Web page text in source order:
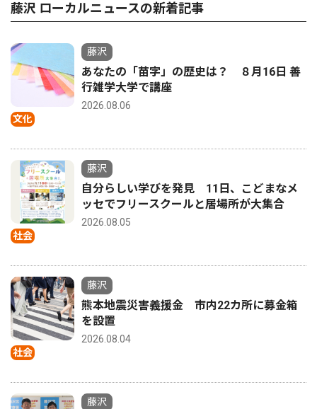
藤沢 ローカルニュースの新着記事
文化
藤沢
あなたの「苗字」の歴史は？ ８月16日 善
行雑学大学で講座
2026.08.06
社会
藤沢
自分らしい学びを発見 11日、こどまなメ
ッセでフリースクールと居場所が大集合
2026.08.05
社会
藤沢
熊本地震災害義援金 市内22カ所に募金箱
を設置
2026.08.04
藤沢